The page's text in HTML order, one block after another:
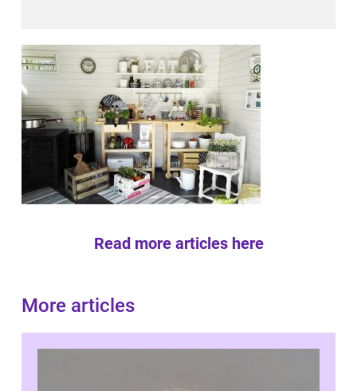
Read more articles here
More articles